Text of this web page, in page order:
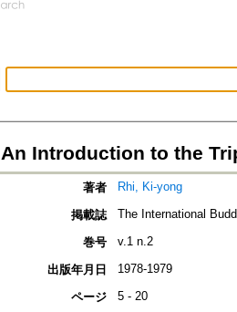
An Introduction to the
著者 Rhi, Ki-yong
掲載誌 The International
巻号 v.1 n.2
出版年月日 1978-1979
ページ 5 - 20